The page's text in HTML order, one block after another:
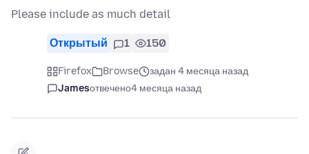
Please include as much detail
Открытый 1 150
Firefox Browse
задан 4 месяца назад
Jamesотвечено4 месяца назад